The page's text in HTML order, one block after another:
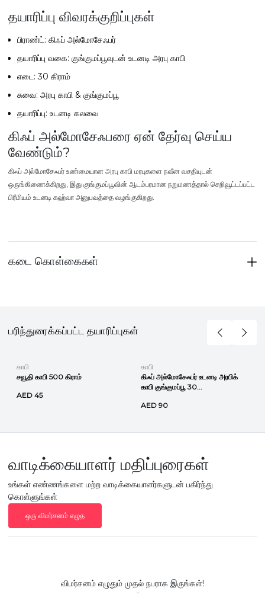
தயாரிப்பு விவரக்குறிப்புகள்
பிராண்ட்: கிஃப் அல்மோசேஃபர்
தயாரிப்பு வகை: குங்குமப்பூவுடன் உடனடி அரபு காபி
எடை: 30 கிராம்
சுவை: அரபு காபி & குங்குமப்பூ
தயாரிப்பு: உடனடி கலவை
கிஃப் அல்மோசேஃபரை ஏன் தேர்வு செய்ய
வேண்டும்?
கிஃப் அல்மோசேஃபர் உண்மையான அரபு காபி மரபுகளை நவீன வசதியுடன்
ஒருங்கிணைக்கிறது, இது குங்குமப்பூவின் ஆடம்பரமான நறுமணத்தால் செறிவூட்டப்பட்ட
பிரீமியம் உடனடி கஹ்வா அனுபவத்தை வழங்குகிறது.
கடை கொள்கைகள்
பரிந்துரைக்கப்பட்ட தயாரிப்புகள்
காபி
சவூதி காபி 500 கிராம்
AED 45
காபி
கிஃப் அல்மோசேஃபர் உடனடி அரபிக்
காபி குங்குமப்பூ 30...
AED 90
வாடிக்கையாளர் மதிப்புரைகள்
உங்கள் எண்ணங்களை மற்ற வாடிக்கையாளர்களுடன் பகிர்ந்து
கொள்ளுங்கள்
ஒரு விமர்சனம் எழுத
விமர்சனம் எழுதும் முதல் நபராக இருங்கள்!